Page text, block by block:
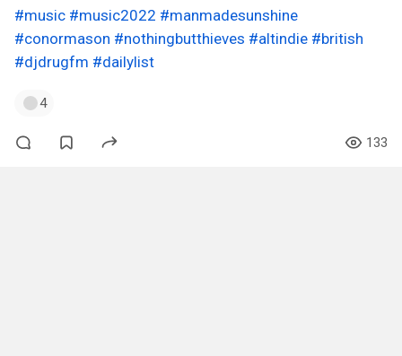
#music #music2022 #manmadesunshine
#conormason #nothingbutthieves #altindie #british
#djdrugfm #dailylist
4
133